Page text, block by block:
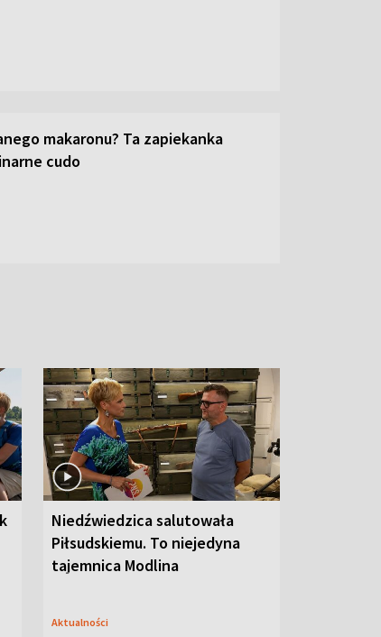
makaronu? Ta zapiekanka
cudo
Niedźwiedzica salutowała
Piłsudskiemu. To niejedyna
tajemnica Modlina
Aktualności